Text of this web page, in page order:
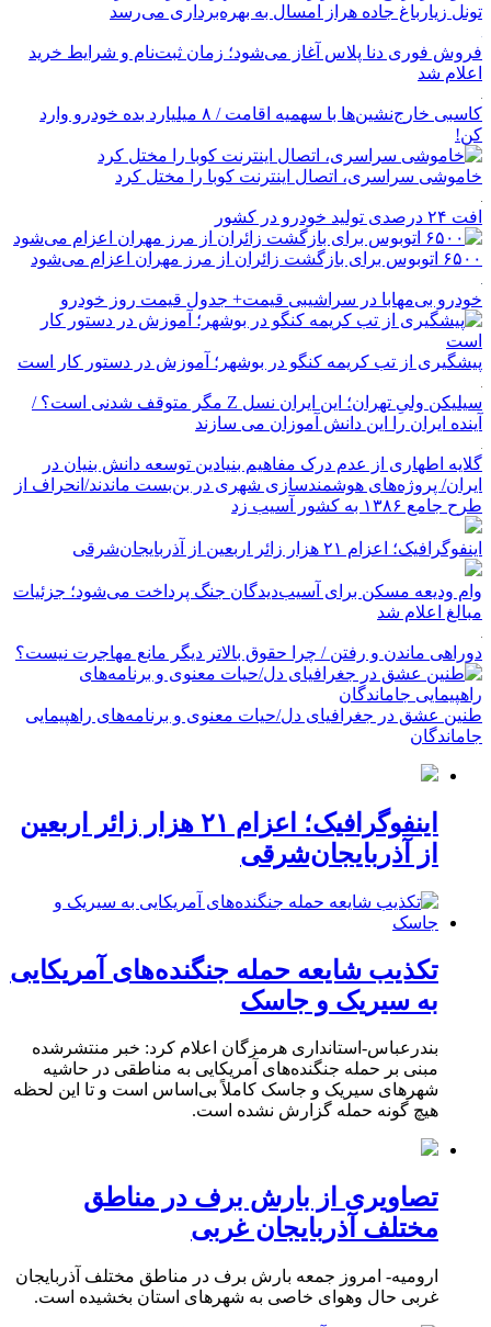
تونل زیارباغ جاده هراز امسال به بهره‌برداری می‌رسد
فروش فوری دنا پلاس آغاز می‌شود؛ زمان ثبت‌نام و شرایط خرید
اعلام شد
کاسبی خارج‌نشین‌ها با سهمیه اقامت / ۸ میلیارد بده خودرو وارد
کن!
خاموشی سراسری، اتصال اینترنت کوبا را مختل کرد
افت ۲۴ درصدی تولید خودرو در کشور
۶۵۰۰ اتوبوس برای بازگشت زائران از مرز مهران اعزام می‌شود
خودرو بی‌مهابا در سراشیبی قیمت+ جدول قیمت روز خودرو
پیشگیری از تب کریمه کنگو در بوشهر؛ آموزش در دستور کار است
سیلیکن ولیِ تهران؛ این ایران نسل Z مگر متوقف شدنی است؟ /
آینده ایران را این دانش آموزان می سازند
گلایه اطهاری از عدم درک مفاهیم بنیادین توسعه دانش بنیان در
ایران/ پروژه‌های هوشمندسازی شهری در بن‌بست ماندند/انحراف از
طرح جامع ۱۳۸۶ به کشور آسیب زد
اینفوگرافیک؛ اعزام ۲۱ هزار زائر اربعین از آذربایجان‌شرقی
وام ودیعه مسکن برای آسیب‌دیدگان جنگ پرداخت می‌شود؛ جزئیات
مبالغ اعلام شد
دوراهی ماندن و رفتن / چرا حقوق بالاتر دیگر مانع مهاجرت نیست؟
طنین عشق در جغرافیای دل/حیات معنوی و برنامه‌های راهپیمایی
جاماندگان
اینفوگرافیک؛ اعزام ۲۱ هزار زائر اربعین
از آذربایجان‌شرقی
تکذیب شایعه حمله جنگنده‌های آمریکایی
به سیریک و جاسک
بندرعباس-استانداری هرمزگان اعلام کرد: خبر منتشرشده
مبنی بر حمله جنگنده‌های آمریکایی به مناطقی در حاشیه
شهرهای سیریک و جاسک کاملاً بی‌اساس است و تا این لحظه
هیچ گونه حمله گزارش نشده است.
تصاویری از بارش برف در مناطق
مختلف آذربایجان غربی
ارومیه- امروز جمعه بارش برف در مناطق مختلف آذربایجان
غربی حال وهوای خاصی به شهرهای استان بخشیده است.